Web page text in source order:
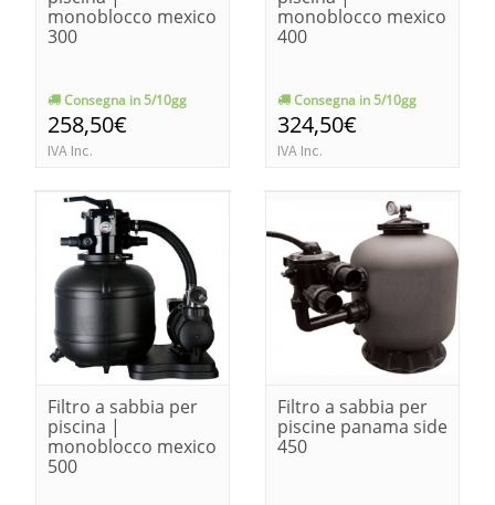
monoblocco mexico
300
Consegna in 5/10gg
258,50€
IVA Inc.
monoblocco mexico
400
Consegna in 5/10gg
324,50€
IVA Inc.
Filtro a sabbia per
piscina |
monoblocco mexico
500
Filtro a sabbia per
piscine panama side
450